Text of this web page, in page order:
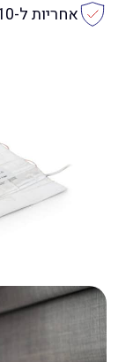
אחריות ל-10 שנים